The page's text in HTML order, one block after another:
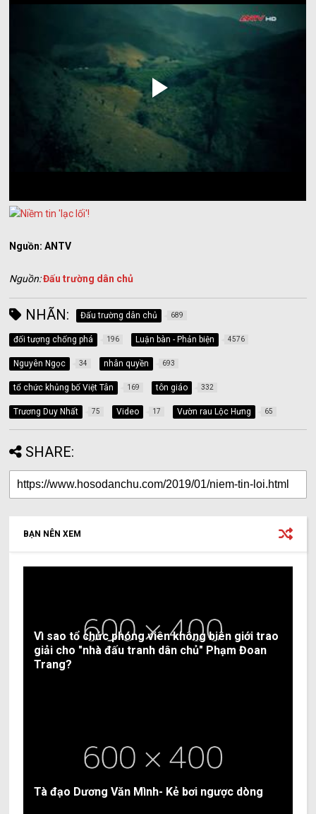
Nguồn: ANTV
Nguồn:Đấu trường dân chủ
NHÃN: Đấu trường dân chủ 689
đối tượng chống phá 196 Luận bàn - Phản biện 4576
Nguyên Ngọc 34 nhân quyền 693
tổ chức khủng bố Việt Tân 169 tôn giáo 332
Trương Duy Nhất 75 Video 17 Vườn rau Lộc Hưng 65
SHARE:
BẠN NÊN XEM
Vì sao tổ chức phóng viên không biên giới trao
giải cho "nhà đấu tranh dân chủ" Phạm Đoan
Trang?
Tà đạo Dương Văn Mình- Kẻ bơi ngược dòng